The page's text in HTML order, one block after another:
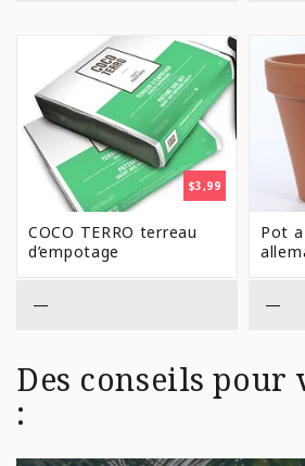
$3,99
COCO TERRO terreau
d’empotage
—
Pot
—
Des conseils pour
: